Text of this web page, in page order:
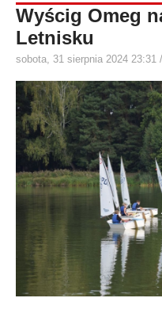
Wyścig Omeg
Letnisku
sobota, 31 sierpnia 2024 23:31